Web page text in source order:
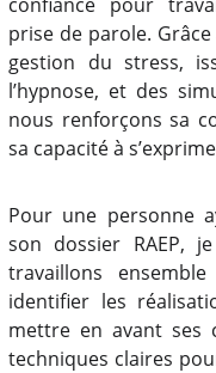
prise de parole.
gestion du stress,
l’hypnose, et des
nous renforçons sa
sa capacité à
Pour une personne
son dossier RAEP,
travaillons
identifier les
mettre en avant ses
techniques claires